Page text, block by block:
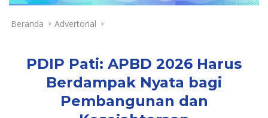
Beranda Advertorial
PDIP Pati: APBD 2026 Harus
Berdampak Nyata bagi
Pembangunan dan